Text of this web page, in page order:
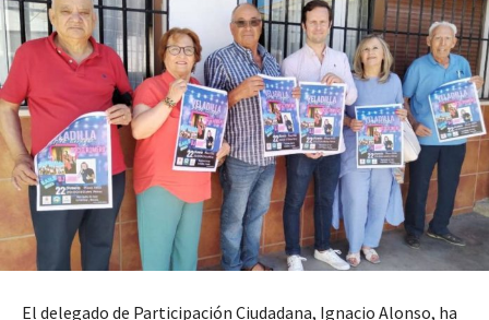
El delegado de Participación Ciudadana, Ignacio Alonso, ha